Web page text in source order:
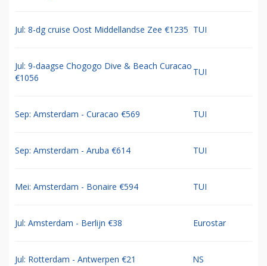
Jul: 8-dg cruise Oost Middellandse Zee €1235 TUI
Jul: 9-daagse Chogogo Dive & Beach Curacao
€1056
TUI
Sep: Amsterdam - Curacao €569 TUI
Sep: Amsterdam - Aruba €614 TUI
Mei: Amsterdam - Bonaire €594 TUI
Jul: Amsterdam - Berlijn €38 Eurostar
Jul: Rotterdam - Antwerpen €21 NS